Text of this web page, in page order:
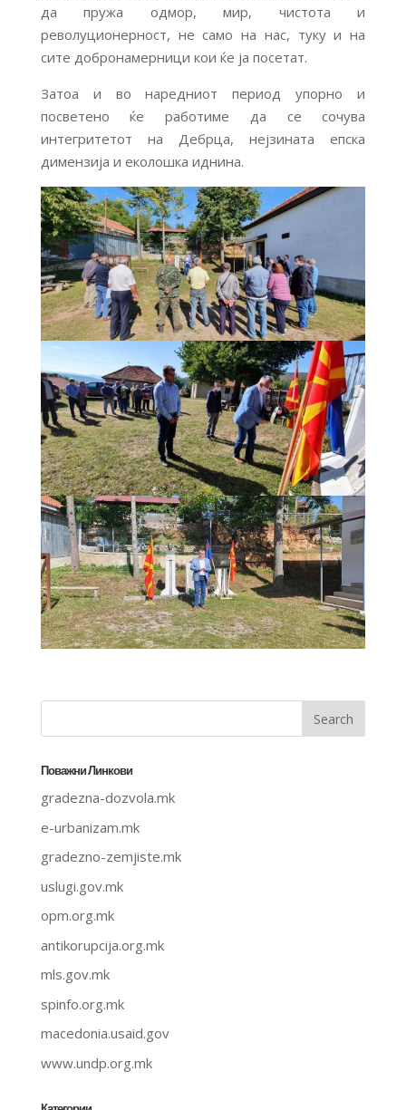
да пружа одмор, мир, чистота и
револуционерност, не само на нас, туку и на
сите добронамерници кои ќе ја посетат.
Затоа и во наредниот период упорно и
посветено ќе работиме да се сочува
интегритетот на Дебрца, нејзината епска
димензија и еколошка иднина.
Поважни Линкови
gradezna-dozvola.mk
e-urbanizam.mk
gradezno-zemjiste.mk
uslugi.gov.mk
opm.org.mk
antikorupcija.org.mk
mls.gov.mk
spinfo.org.mk
macedonia.usaid.gov
www.undp.org.mk